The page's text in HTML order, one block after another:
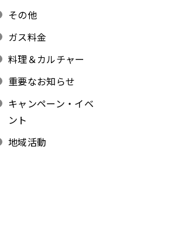
その他
ガス料金
料理＆カルチャー
重要なお知らせ
キャンペーン・イベ
ント
地域活動